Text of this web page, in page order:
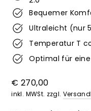
Bequemer
Ultraleicht (nur
Temperatur T
Optimal für
Normaler
Preis
€ 270,00
inkl. MWSt. zzgl.